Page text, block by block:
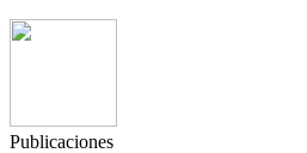
Publicaciones